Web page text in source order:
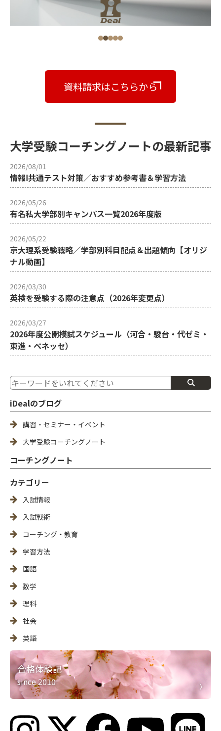
資料請求はこちらから
大学受験コーチングノートの最新記事
2026/08/01
情報Ⅰ共通テスト対策／おすすめ参考書＆学習方法
2026/05/26
有名私大学部別キャンパス一覧2026年度版
2026/05/22
京大理系受験戦略／学部別科目配点＆出題傾向【オリジ
ナル動画】
2026/03/30
英検を受験する際の注意点（2026年変更点）
2026/03/27
2026年度公開模試スケジュール（河合・駿台・代ゼミ・
東進・ベネッセ）
iDealのブログ
講習・セミナー・イベント
大学受験コーチングノート
コーチングノート
カテゴリー
入試情報
入試戦術
コーチング・教育
学習方法
国語
数学
理科
社会
英語
合格体験記
since 2010